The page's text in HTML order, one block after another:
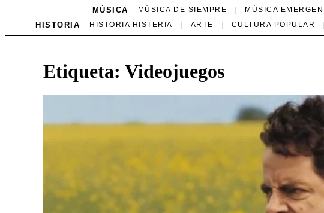
MÚSICA MÚSICA DE SIEMPRE MÚSICA
HISTORIA HISTORIA HISTERIA ARTE CULTURA POPULAR
Etiqueta: Videojuegos